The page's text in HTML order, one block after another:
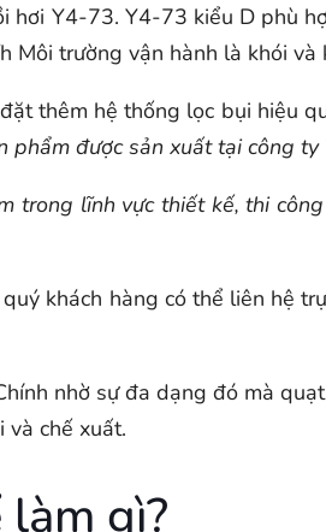
hơi Y4-73. Y4-73 kiểu D phù
trường vận hành là khói
thêm hệ thống lọc bụi hiệu
phẩm được sản xuất tại công
trong lĩnh vực thiết kế, thi
khách hàng có thể liên hệ
nhờ sự đa dạng đó mà
và chế xuất.
gì?